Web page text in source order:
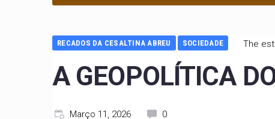
RECADOS DA CESALTINA ABREU SOCIEDADE The
A GEOPOLÍTICA
Março 11, 2026 0